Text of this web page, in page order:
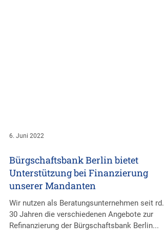
Bürgschaftsbank Berlin bietet
Unterstützung bei Finanzierung
unserer Mandanten
Wir nutzen als Beratungsunternehmen seit rd.
30 Jahren die verschiedenen Angebote zur